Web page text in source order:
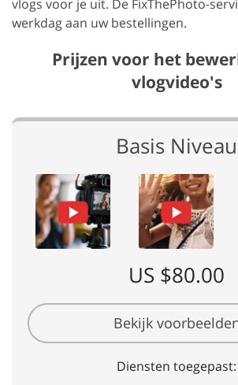
vlogs voor je uit. De FixThePhoto-
werkdag aan uw bestellingen.
Prijzen voor het
vlogvideo's
Basis Niveau
US $80.00
Bekijk
Diensten toegepast: